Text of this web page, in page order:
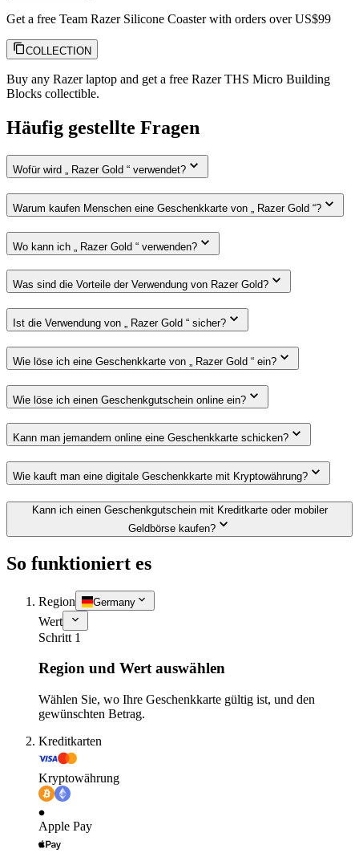
Get a free Team Razer Silicone Coaster with orders over US$99
COLLECTION
Buy any Razer laptop and get a free Razer THS Micro Building
Blocks collectible.
Häufig gestellte Fragen
Wofür wird „ Razer Gold “ verwendet?
Warum kaufen Menschen eine Geschenkkarte von „ Razer Gold “?
Wo kann ich „ Razer Gold “ verwenden?
Was sind die Vorteile der Verwendung von Razer Gold?
Ist die Verwendung von „ Razer Gold “ sicher?
Wie löse ich eine Geschenkkarte von „ Razer Gold “ ein?
Wie löse ich einen Geschenkgutschein online ein?
Kann man jemandem online eine Geschenkkarte schicken?
Wie kauft man eine digitale Geschenkkarte mit Kryptowährung?
Kann ich einen Geschenkgutschein mit Kreditkarte oder mobiler
Geldbörse kaufen?
So funktioniert es
Region Germany
Wert
Schritt 1
Region und Wert auswählen
Wählen Sie, wo Ihre Geschenkkarte gültig ist, und den
gewünschten Betrag.
Kreditkarten
Kryptowährung
Apple Pay